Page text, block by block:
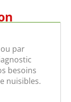
par
besoins
nuisibles.